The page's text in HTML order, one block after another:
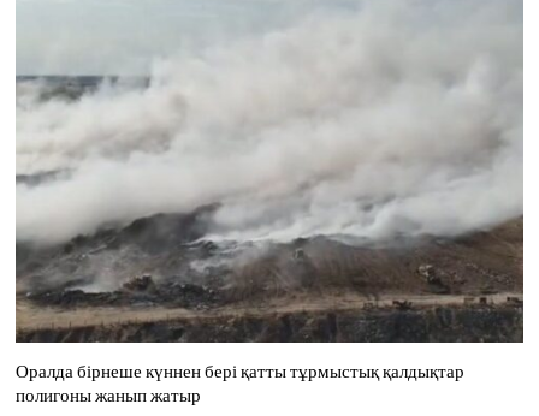
Оралда бірнеше күннен бері қатты тұрмыстық қалдықтар
полигоны жанып жатыр